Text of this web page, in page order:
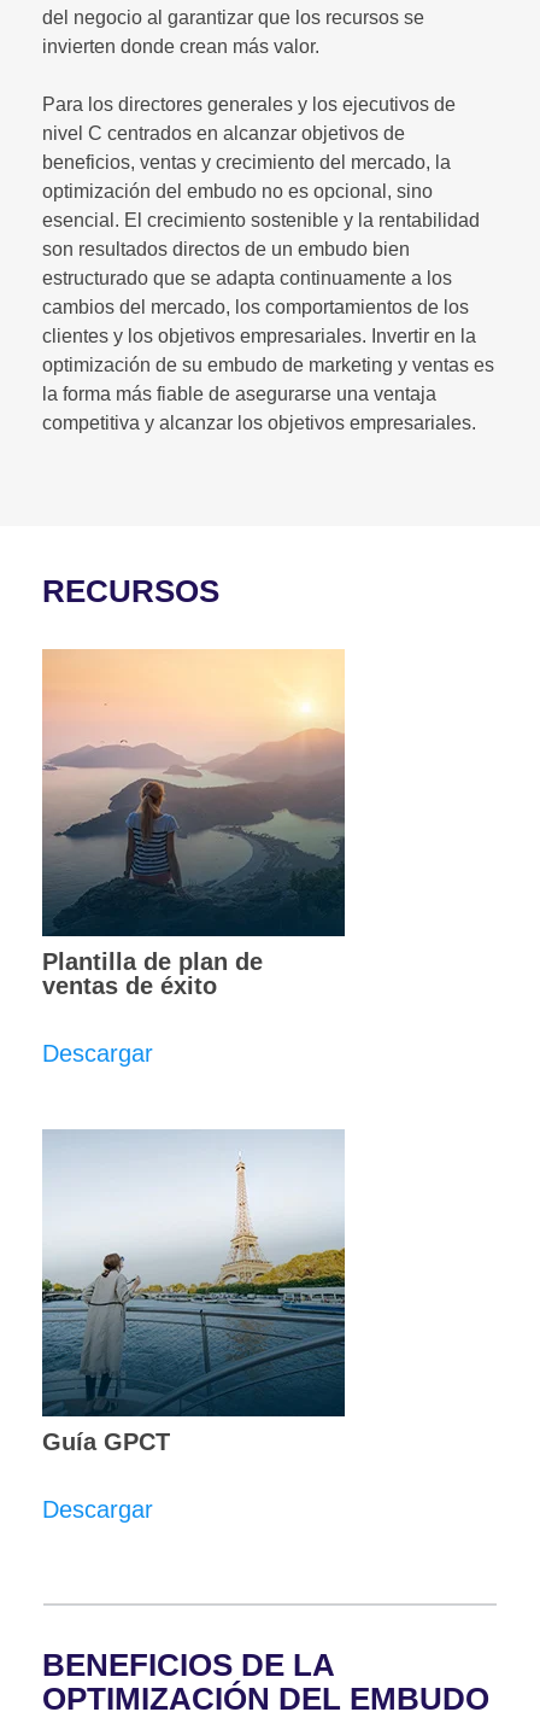
del negocio al garantizar que los recursos se
invierten donde crean más valor.
Para los directores generales y los ejecutivos de
nivel C centrados en alcanzar objetivos de
beneficios, ventas y crecimiento del mercado, la
optimización del embudo no es opcional, sino
esencial. El crecimiento sostenible y la rentabilidad
son resultados directos de un embudo bien
estructurado que se adapta continuamente a los
cambios del mercado, los comportamientos de los
clientes y los objetivos empresariales. Invertir en la
optimización de su embudo de marketing y ventas es
la forma más fiable de asegurarse una ventaja
competitiva y alcanzar los objetivos empresariales.
RECURSOS
Plantilla de plan de
ventas de éxito
Descargar
Guía GPCT
Descargar
BENEFICIOS DE LA
OPTIMIZACIÓN DEL EMBUDO